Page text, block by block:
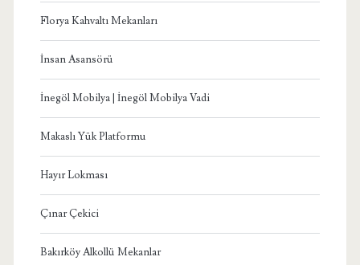
Florya Kahvaltı Mekanları
İnsan Asansörü
İnegöl Mobilya | İnegöl Mobilya Vadi
Makaslı Yük Platformu
Hayır Lokması
Çınar Çekici
Bakırköy Alkollü Mekanlar